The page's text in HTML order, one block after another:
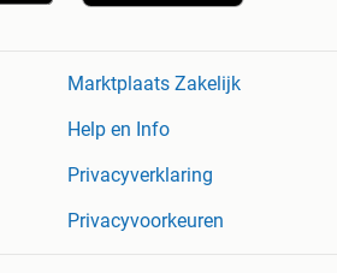
Marktplaats Zakelijk
Help en Info
Privacyverklaring
Privacyvoorkeuren